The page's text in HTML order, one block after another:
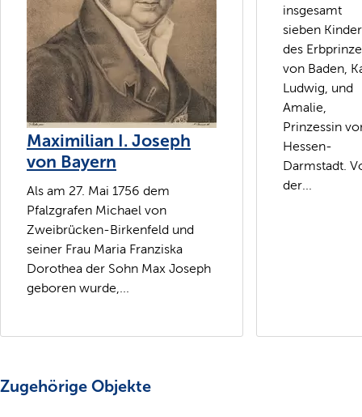
Maximilian I. Joseph
von Bayern
Als am 27. Mai 1756 dem
Pfalzgrafen Michael von
Zweibrücken-Birkenfeld und
seiner Frau Maria Franziska
Dorothea der Sohn Max Joseph
geboren wurde,...
insgesamt
sieben
des
von Baden,
Ludwig, und
Amalie,
Prinzessin
Hessen-
Darmstadt.
der...
Zugehörige Objekte